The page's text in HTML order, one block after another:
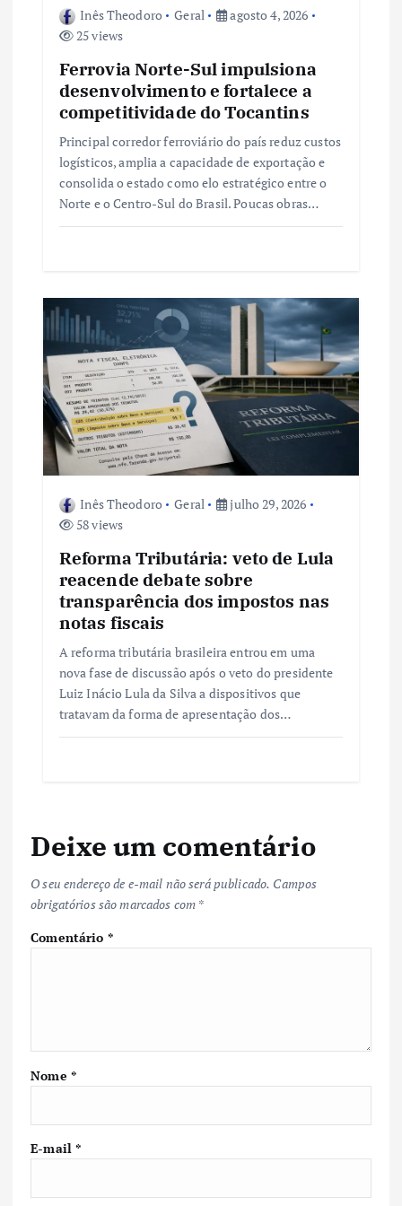
Inês Theodoro Geral
agosto 4, 2026
25 views
Ferrovia Norte-Sul impulsiona
desenvolvimento e fortalece a
competitividade do Tocantins
Principal corredor ferroviário do país reduz custos
logísticos, amplia a capacidade de exportação e
consolida o estado como elo estratégico entre o
Norte e o Centro-Sul do Brasil. Poucas obras…
Inês Theodoro Geral
julho 29, 2026
58 views
Reforma Tributária: veto de Lula
reacende debate sobre
transparência dos impostos nas
notas fiscais
A reforma tributária brasileira entrou em uma
nova fase de discussão após o veto do presidente
Luiz Inácio Lula da Silva a dispositivos que
tratavam da forma de apresentação dos…
Deixe um comentário
O seu endereço de e-mail não será publicado. Campos
obrigatórios são marcados com *
Comentário *
Nome *
E-mail*